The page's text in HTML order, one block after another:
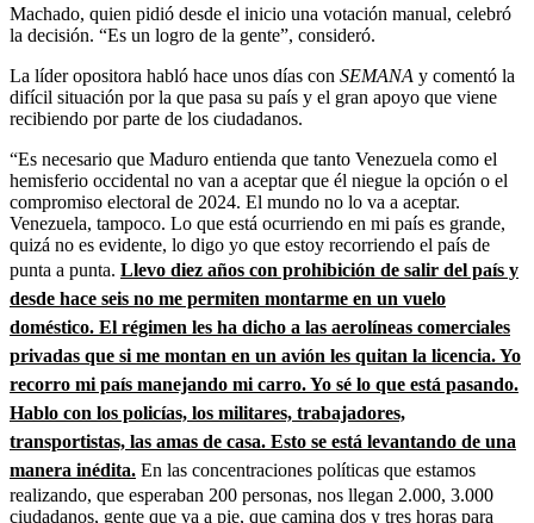
Machado, quien pidió desde el inicio una votación manual, celebró
la decisión. “Es un logro de la gente”, consideró.
La líder opositora habló hace unos días con SEMANA y comentó la
difícil situación por la que pasa su país y el gran apoyo que viene
recibiendo por parte de los ciudadanos.
“Es necesario que Maduro entienda que tanto Venezuela como el
hemisferio occidental no van a aceptar que él niegue la opción o el
compromiso electoral de 2024. El mundo no lo va a aceptar.
Venezuela, tampoco. Lo que está ocurriendo en mi país es grande,
quizá no es evidente, lo digo yo que estoy recorriendo el país de
punta a punta. Llevo diez años con prohibición de salir del país y
desde hace seis no me permiten montarme en un vuelo
doméstico. El régimen les ha dicho a las aerolíneas comerciales
privadas que si me montan en un avión les quitan la licencia. Yo
recorro mi país manejando mi carro. Yo sé lo que está pasando.
Hablo con los policías, los militares, trabajadores,
transportistas, las amas de casa. Esto se está levantando de una
manera inédita. En las concentraciones políticas que estamos
realizando, que esperaban 200 personas, nos llegan 2.000, 3.000
ciudadanos, gente que va a pie, que camina dos y tres horas para